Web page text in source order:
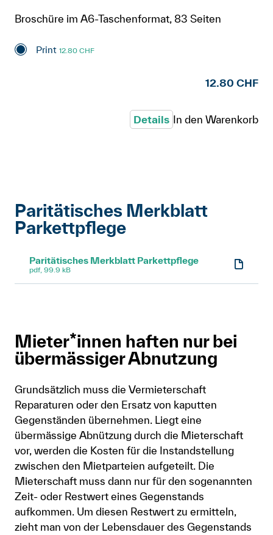
Broschüre im A6-Taschenformat, 83 Seiten
Print 12.80 CHF
12.80 CHF
Details In den Warenkorb
Paritätisches Merkblatt
Parkettpflege
Paritätisches Merkblatt Parkettpflege
pdf, 99.9 kB
Mieter*innen haften nur bei
übermässiger Abnutzung
Grundsätzlich muss die Vermieterschaft
Reparaturen oder den Ersatz von kaputten
Gegenständen übernehmen. Liegt eine
übermässige Abnützung durch die Mieterschaft
vor, werden die Kosten für die Instandstellung
zwischen den Mietparteien aufgeteilt. Die
Mieterschaft muss dann nur für den sogenannten
Zeit- oder Restwert eines Gegenstands
aufkommen. Um diesen Restwert zu ermitteln,
zieht man von der Lebensdauer des Gegenstands